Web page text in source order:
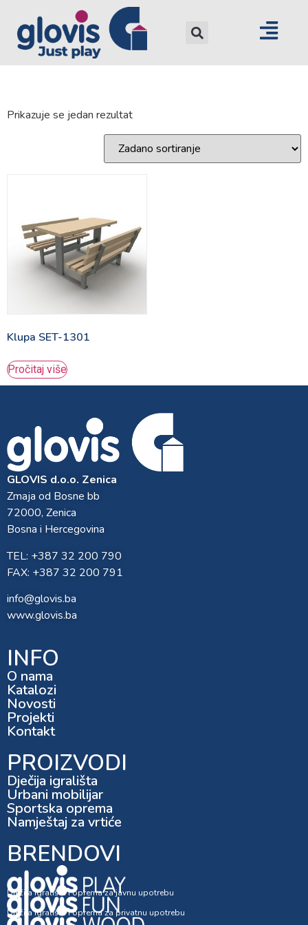
Prikazuje se jedan rezultat
Klupa SET-1301
Pročitaj više
GLOVIS d.o.o. Zenica
Zmaja od Bosne bb
72000, Zenica
Bosna i Hercegovina
TEL: +387 32 200 790
FAX: +387 32 200 791
info@glovis.ba
www.glovis.ba
INFO
O nama
Katalozi
Novosti
Projekti
Kontakt
PROIZVODI
Dječija igrališta
Urbani mobilijar
Sportska oprema
Namještaj za vrtiće
BRENDOVI
Dječija igrališta i oprema za javnu upotrebu
Dječija igrališta i oprema za privatnu upotrebu